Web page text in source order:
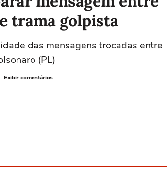
trama golpista
das mensagens trocadas entre
(PL)
Exibir comentários